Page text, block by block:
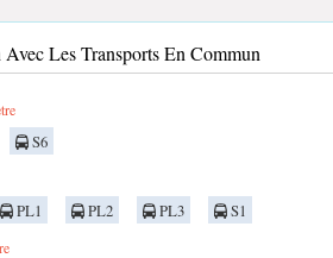
Les Transports En Commun
S6
PL1 PL2 PL3
S1